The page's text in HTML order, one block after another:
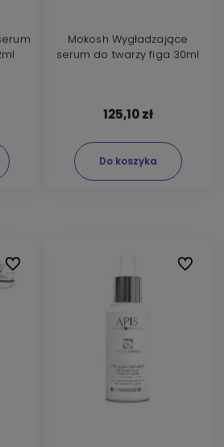
Mokosh Wygładzające
serum do twarzy figa 30ml
125,10 zł
Do koszyka
Do ulubionych Do